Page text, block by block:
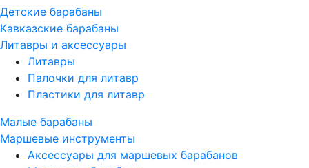
Детские барабаны
Кавказские барабаны
Литавры и аксессуары
Литавры
Палочки для литавр
Пластики для литавр
Малые барабаны
Маршевые инструменты
Аксессуары для маршевых барабанов